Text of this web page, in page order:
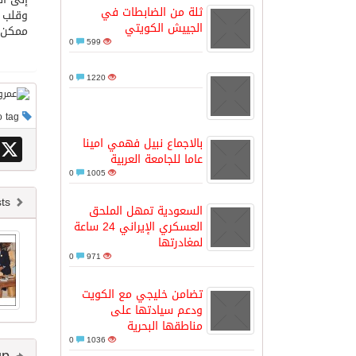
مدينة الملك سلمان للطاقة
كسوة الكعبة تعتلي البيت العتيق
“سبيس إكس” تطلق 24 قمرًا صناعيًا جديدًا إلى الفضاء
ثلة من الضابطات في
الجييش الكويتي
599
1220
بالاجماع نبيل فهمي امينا
عاما للجامعة العربية
1005
السعودية تمهل الملحق
العسكري الإيراني 24 ساعة
لمغادرتها
971
تضامن خليجي مع الكويت
ودعم سيادتها على
مناطقها البحرية
1036
X